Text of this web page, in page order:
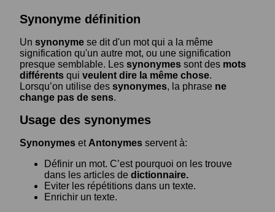
Synonyme définition
Un synonyme se dit d'un mot qui a la même
signification qu'un autre mot, ou une signification
presque semblable. Les synonymes sont des mots
différents qui veulent dire la même chose.
Lorsqu’on utilise des synonymes, la phrase ne
change pas de sens.
Usage des synonymes
Synonymes et Antonymes servent à:
Définir un mot. C’est pourquoi on les trouve
dans les articles de dictionnaire.
Eviter les répétitions dans un texte.
Enrichir un texte.